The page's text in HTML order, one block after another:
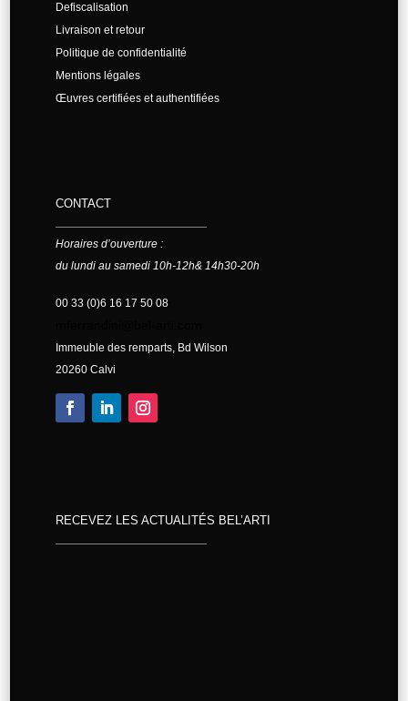
Defiscalisation
Livraison et retour
Politique de confidentialité
Mentions légales
Œuvres certifiées et authentifiées
CONTACT
Horaires d’ouverture :
du lundi au samedi 10h-12h& 14h30-20h
00 33 (0)6 16 17 50 08
Immeuble des remparts, Bd Wilson
20260 Calvi
RECEVEZ LES ACTUALITÉS BEL’ARTI